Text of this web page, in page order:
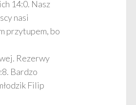
14:0. Nasz
nasi
przytupem, bo
Rezerwy
Bardzo
Filip